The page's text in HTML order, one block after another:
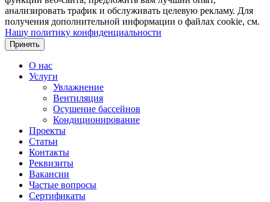
анализировать трафик и обслуживать целевую рекламу. Для
получения дополнительной информации о файлах cookie, см.
Нашу политику конфиденциальности
Принять
О нас
Услуги
Увлажнение
Вентиляция
Осушение бассейнов
Кондиционирование
Проекты
Статьи
Контакты
Реквизиты
Вакансии
Частые вопросы
Сертификаты